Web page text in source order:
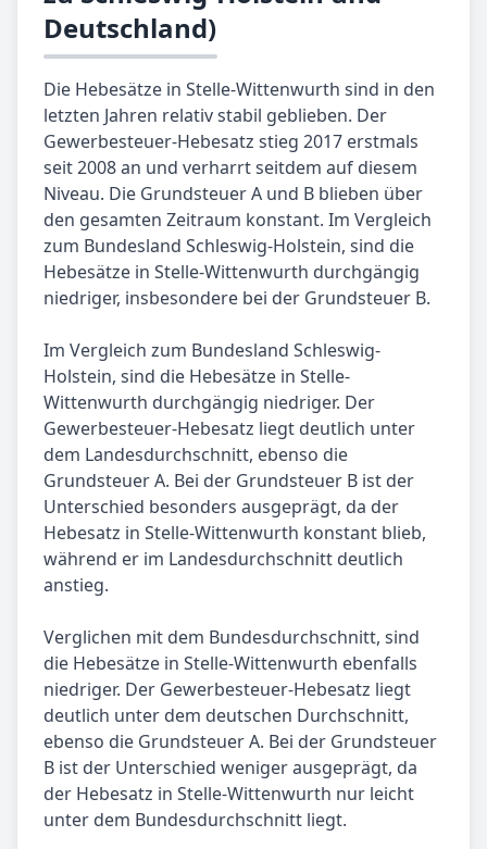
Deutschland)
Die Hebesätze in Stelle-Wittenwurth sind in den
letzten Jahren relativ stabil geblieben. Der
Gewerbesteuer-Hebesatz stieg 2017 erstmals
seit 2008 an und verharrt seitdem auf diesem
Niveau. Die Grundsteuer A und B blieben über
den gesamten Zeitraum konstant. Im Vergleich
zum Bundesland Schleswig-Holstein, sind die
Hebesätze in Stelle-Wittenwurth durchgängig
niedriger, insbesondere bei der Grundsteuer B.
Im Vergleich zum Bundesland Schleswig-
Holstein, sind die Hebesätze in Stelle-
Wittenwurth durchgängig niedriger. Der
Gewerbesteuer-Hebesatz liegt deutlich unter
dem Landesdurchschnitt, ebenso die
Grundsteuer A. Bei der Grundsteuer B ist der
Unterschied besonders ausgeprägt, da der
Hebesatz in Stelle-Wittenwurth konstant blieb,
während er im Landesdurchschnitt deutlich
anstieg.
Verglichen mit dem Bundesdurchschnitt, sind
die Hebesätze in Stelle-Wittenwurth ebenfalls
niedriger. Der Gewerbesteuer-Hebesatz liegt
deutlich unter dem deutschen Durchschnitt,
ebenso die Grundsteuer A. Bei der Grundsteuer
B ist der Unterschied weniger ausgeprägt, da
der Hebesatz in Stelle-Wittenwurth nur leicht
unter dem Bundesdurchschnitt liegt.